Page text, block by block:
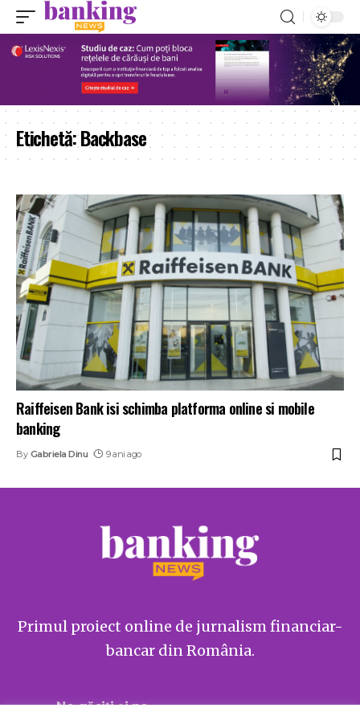
Etichetă:Backbase
Raiffeisen Bank isi schimba platforma online si mobile
banking
By Gabriela Dinu 9 ani ago
Primul proiect online de jurnalism financiar-
bancar din România.
Ne găsiți și pe